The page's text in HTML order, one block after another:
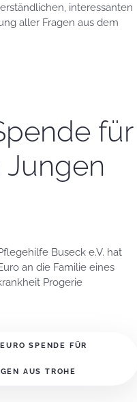
interessanten
aller Fragen aus dem
für
Buseck e.V. hat
an die Familie eines
Progerie
SPENDE FÜR
AUS TROHE